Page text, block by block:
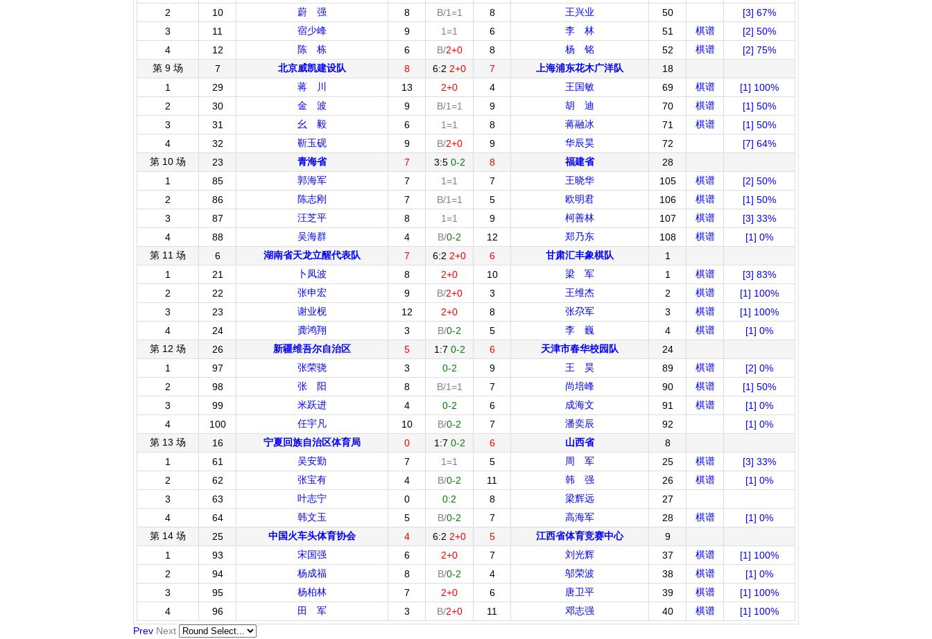
2
10 蔚 强 8 B/1=1 8 王兴业 50
[3] 67%
3
11 宿少峰 9 1=1 6 李 林 51 棋谱
[2] 50%
4
12 陈 栋 6 B/2+0 8 杨 铭 52 棋谱
[2] 75%
第 9 场
7 北京威凯建设队 8 6:2 2+0 7 上海浦东花木广洋队
18
1
29 蒋 川 13 2+0 4 王国敏 69 棋谱
[1] 100%
2
30 金 波 9 B/1=1 9 胡 迪 70 棋谱
[1] 50%
3
31 幺 毅 6 1=1 8 蒋融冰 71 棋谱
[1] 50%
4
32 靳玉砚 9 B/2+0 9 华辰昊 72
[7] 64%
第 10 场
23 青海省 7 3:5 0-2 8 福建省
28
1
85 郭海军 7 1=1 7 王晓华 105 棋谱
[2] 50%
2
86 陈志刚 7 B/1=1 5 欧明君 106 棋谱
[1] 50%
3
87 汪芝平 8 1=1 9 柯善林 107 棋谱
[3] 33%
4
88 吴海群 4 B/0-2 12 郑乃东 108 棋谱
[1] 0%
第 11 场
6 湖南省天龙立醒代表队 7 6:2 2+0 6 甘肃汇丰象棋队
1
1
21 卜凤波 8 2+0 10 梁 军 1 棋谱
[3] 83%
2
22 张申宏 9 B/2+0 3 王维杰 2 棋谱
[1] 100%
3
23 谢业枧 12 2+0 8 张尕军 3 棋谱
[1] 100%
4
24 龚鸿翔 3 B/0-2 5 李 巍 4 棋谱
[1] 0%
第 12 场
26 新疆维吾尔自治区 5 1:7 0-2 6 天津市春华校园队
24
1
97 张荣骁 3 0-2 9 王 昊 89 棋谱
[2] 0%
2
98 张 阳 8 B/1=1 7 尚培峰 90 棋谱
[1] 50%
3
99 米跃进 4 0-2 6 成海文 91 棋谱
[1] 0%
4
100 任宇凡 10 B/0-2 7 潘奕辰 92
[1] 0%
第 13 场
16 宁夏回族自治区体育局 0 1:7 0-2 6 山西省
8
1
61 吴安勤 7 1=1 5 周 军 25 棋谱
[3] 33%
2
62 张宝有 4 B/0-2 11 韩 强 26 棋谱
[1] 0%
3
63 叶志宁 0 0:2 8 梁辉远
27
4
64 韩文玉 5 B/0-2 7 高海军 28 棋谱
[1] 0%
第 14 场
25 中国火车头体育协会 4 6:2 2+0 5 江西省体育竞赛中心
9
1
93 宋国强 6 2+0 7 刘光辉 37 棋谱
[1] 100%
2
94 杨成福 8 B/0-2 4 邬荣波 38 棋谱
[1] 0%
3
95 杨柏林 7 2+0 6 唐卫平 39 棋谱
[1] 100%
4
96 田 军 3 B/2+0 11 邓志强 40 棋谱
[1] 100%
Prev Next